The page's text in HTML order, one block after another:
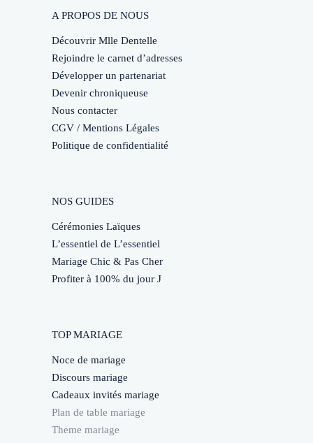
A PROPOS DE NOUS
Découvrir Mlle Dentelle
Rejoindre le carnet d’adresses
Développer un partenariat
Devenir chroniqueuse
Nous contacter
CGV / Mentions Légales
Politique de confidentialité
NOS GUIDES
Cérémonies Laïques
L’essentiel de L’essentiel
Mariage Chic & Pas Cher
Profiter à 100% du jour J
TOP MARIAGE
Noce de mariage
Discours mariage
Cadeaux invités mariage
Plan de table mariage
Theme mariage